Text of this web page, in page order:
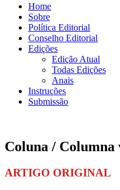
Home
Sobre
Política Editorial
Conselho Editorial
Edições
Edição Atual
Todas Edições
Anais
Instruções
Submissão
Coluna / Columna
ARTIGO ORIGINAL